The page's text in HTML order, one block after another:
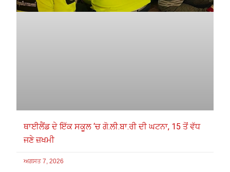
ਥਾਈਲੈਂਡ ਦੇ ਇੱਕ ਸਕੂਲ ‘ਚ ਗੋ.ਲੀ.ਬਾ.ਰੀ ਦੀ ਘਟਨਾ, 15 ਤੋਂ ਵੱਧ
ਜਣੇ ਜ਼ਖਮੀ
ਅਗਸਤ 7, 2026